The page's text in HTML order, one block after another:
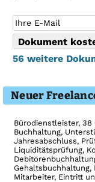
56 weitere
Neuer
Bürodienstleister,
Buchhaltung,
Jahresabschluss,
Liquiditätsprüfung,
Mitarbeiter, Eintritt